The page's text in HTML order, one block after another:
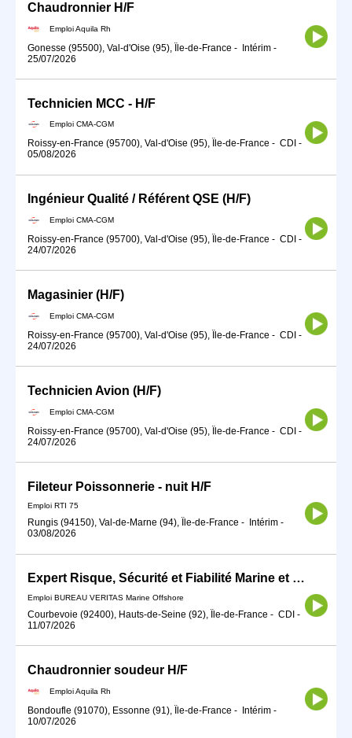
Chaudronnier H/F
Emploi Aquila Rh
Gonesse (95500), Val-d'Oise (95), Île-de-France - Intérim -
25/07/2026
Technicien MCC - H/F
Emploi CMA-CGM
Roissy-en-France (95700), Val-d'Oise (95), Île-de-France - CDI -
05/08/2026
Ingénieur Qualité / Référent QSE (H/F)
Emploi CMA-CGM
Roissy-en-France (95700), Val-d'Oise (95), Île-de-France - CDI -
24/07/2026
Magasinier (H/F)
Emploi CMA-CGM
Roissy-en-France (95700), Val-d'Oise (95), Île-de-France - CDI -
24/07/2026
Technicien Avion (H/F)
Emploi CMA-CGM
Roissy-en-France (95700), Val-d'Oise (95), Île-de-France - CDI -
24/07/2026
Fileteur Poissonnerie - nuit H/F
Emploi RTI 75
Rungis (94150), Val-de-Marne (94), Île-de-France - Intérim -
03/08/2026
Expert Risque, Sécurité et Fiabilité Marine et Offshore
Emploi BUREAU VERITAS Marine Offshore
Courbevoie (92400), Hauts-de-Seine (92), Île-de-France - CDI -
11/07/2026
Chaudronnier soudeur H/F
Emploi Aquila Rh
Bondoufle (91070), Essonne (91), Île-de-France - Intérim -
10/07/2026